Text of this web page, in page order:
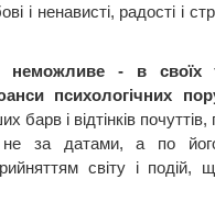
і ненависті, радості і
неможливе - в своїх
психологічних
барв і відтінків
за датами, а по
світу і подій,